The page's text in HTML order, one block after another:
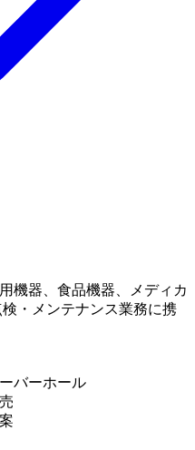
機器、食品機器、メディカ
・メンテナンス業務に携
バーホール